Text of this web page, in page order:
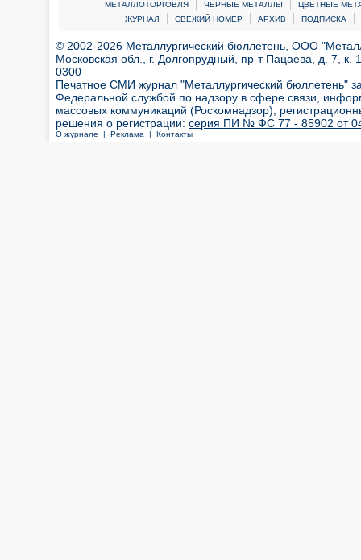
МЕТАЛЛОТОРГОВЛЯ ЧЕРНЫЕ МЕТАЛЛЫ
ЦВЕТНЫЕ
ЖУРНАЛ
| СВЕЖИЙ НОМЕР | АРХИВ | ПОДПИСКА |
© 2002-2026 Металлургический бюллетень, ООО
Московская обл., г. Долгопрудный, пр-т Пацаева, д. 7,
0300
Печатное СМИ журнал "Металлургический бюллетень"
Федеральной службой по надзору в сфере связи,
массовых коммуникаций (Роскомнадзор),
решения о регистрации: серия ПИ № ФС 77 - 85902 от 04
О журнале | Реклама | Контакты